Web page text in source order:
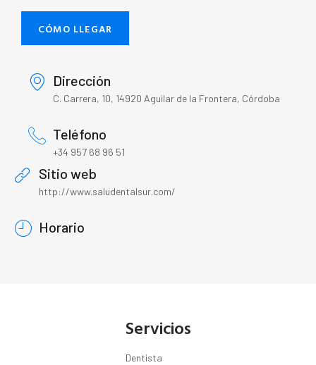
CÓMO LLEGAR
Dirección
C. Carrera, 10, 14920 Aguilar de la Frontera, Córdoba
Teléfono
+34 957 68 96 51
Sitio web
http://www.saludentalsur.com/
Horario
Servicios
Dentista